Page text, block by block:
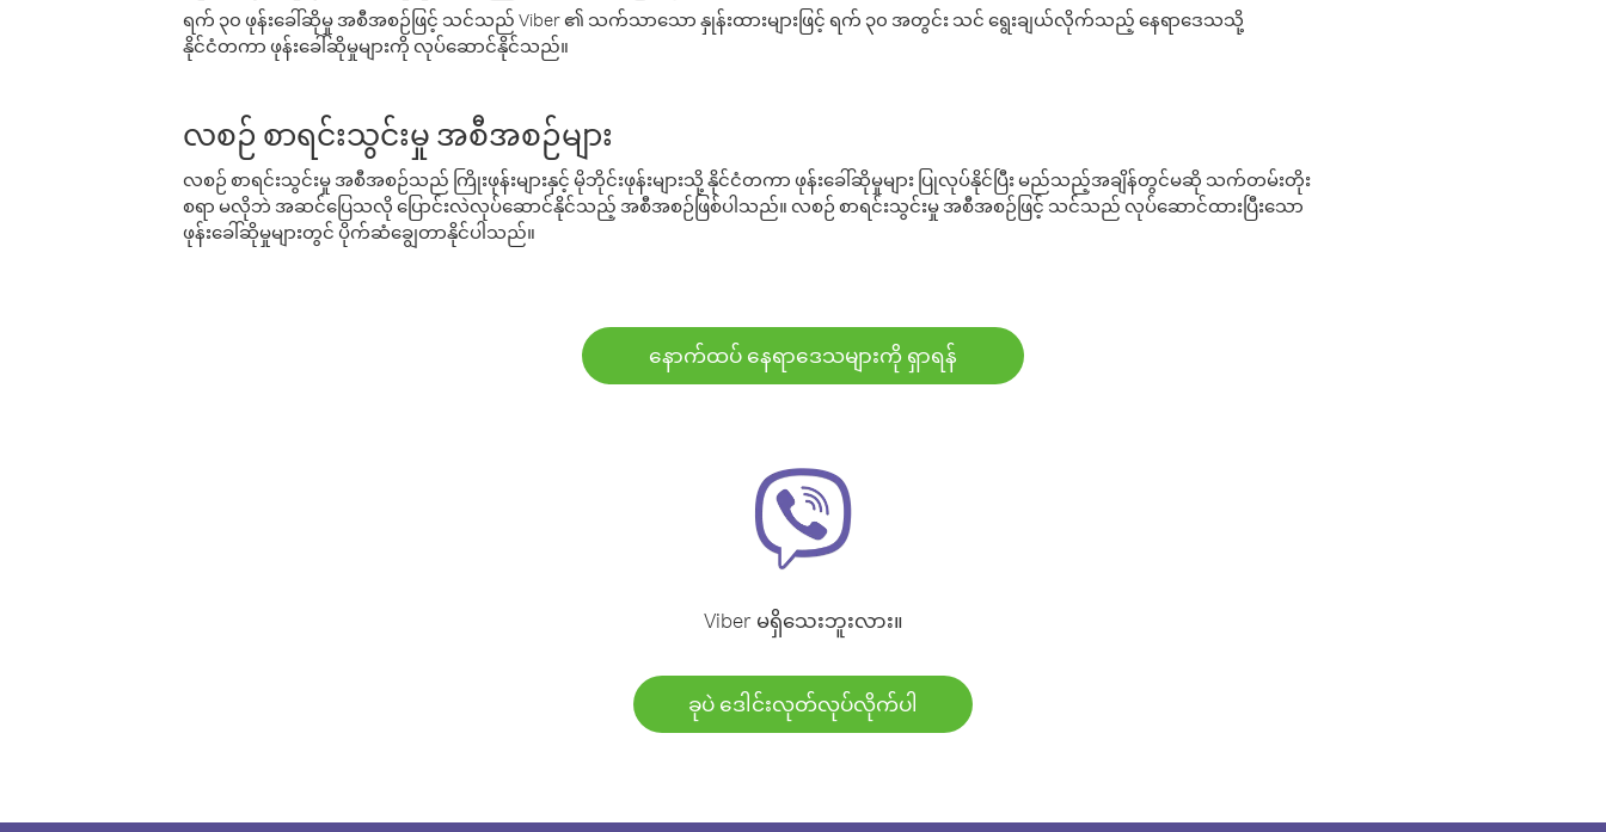
ရက် ၃၀ ဖုန်းခေါ်ဆိုမှု အစီအစဉ်ဖြင့် သင်သည် Viber ၏ သက်သာသော နှုန်းထားများဖြင့် ရက် ၃၀ အတွင်း သင် ရွေးချယ်လိုက်သည့် နေရာဒေသသို့
နိုင်ငံတကာ ဖုန်းခေါ်ဆိုမှုများကို လုပ်ဆောင်နိုင်သည်။
လစဉ် စာရင်းသွင်းမှု အစီအစဉ်များ
လစဉ် စာရင်းသွင်းမှု အစီအစဉ်သည် ကြိုးဖုန်းများနှင့် မိုဘိုင်းဖုန်းများသို့ နိုင်ငံတကာ ဖုန်းခေါ်ဆိုမှုများ ပြုလုပ်နိုင်ပြီး မည်သည့်အချိန်တွင်မဆို သက်တမ်းတိုး
စရာ မလိုဘဲ အဆင်ပြေသလို ပြောင်းလဲလုပ်ဆောင်နိုင်သည့် အစီအစဉ်ဖြစ်ပါသည်။ လစဉ် စာရင်းသွင်းမှု အစီအစဉ်ဖြင့် သင်သည် လုပ်ဆောင်ထားပြီးသော
ဖုန်းခေါ်ဆိုမှုများတွင် ပိုက်ဆံချွေတာနိုင်ပါသည်။
နောက်ထပ် နေရာဒေသများကို ရှာရန်
Viber မရှိသေးဘူးလား။
ခုပဲ ဒေါင်းလုတ်လုပ်လိုက်ပါ